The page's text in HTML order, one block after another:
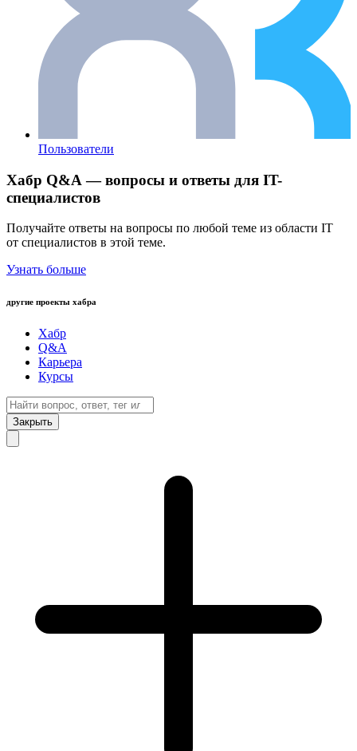
Пользователи
Хабр Q&A — вопросы и ответы для IT-
специалистов
Получайте ответы на вопросы по любой теме из области IT
от специалистов в этой теме.
Узнать больше
другие проекты хабра
Хабр
Q&A
Карьера
Курсы
Закрыть